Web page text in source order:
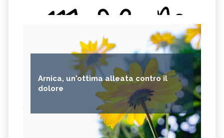
Arnica, un'ottima alleata contro il
dolore